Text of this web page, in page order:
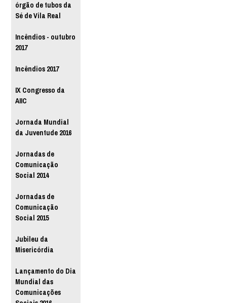
órgão de tubos da
Sé de Vila Real
Incêndios - outubro
2017
Incêndios 2017
IX Congresso da
AIIC
Jornada Mundial
da Juventude 2016
Jornadas de
Comunicação
Social 2014
Jornadas de
Comunicação
Social 2015
Jubileu da
Misericórdia
Lançamento do Dia
Mundial das
Comunicações